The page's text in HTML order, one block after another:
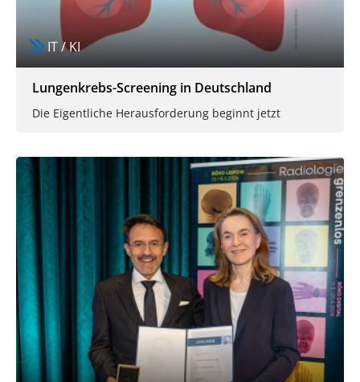
IT / KI
Lungenkrebs-Screening in Deutschland
Die Eigentliche Herausforderung beginnt jetzt